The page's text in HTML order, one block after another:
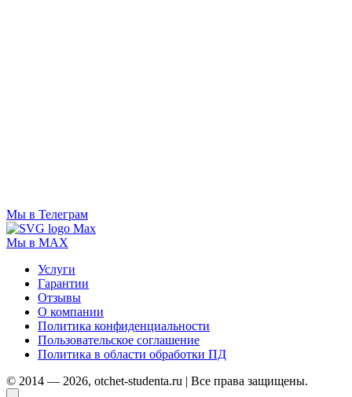
Мы в Телеграм
Мы в MAX
Услуги
Гарантии
Отзывы
О компании
Политика конфиденциальности
Пользовательское соглашение
Политика в области обработки ПД
© 2014 — 2026, otchet-studenta.ru | Все права защищены.